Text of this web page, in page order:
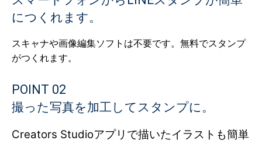
につくれます。
スキャナや画像編集ソフトは不要です。無料でスタンプ
がつくれます。
POINT 02
撮った写真を加工してスタンプに。
Creators Studioアプリで描いたイラストも簡単